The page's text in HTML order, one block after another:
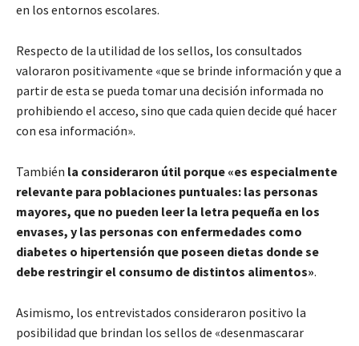
en los entornos escolares.
Respecto de la utilidad de los sellos, los consultados
valoraron positivamente «que se brinde información y que a
partir de esta se pueda tomar una decisión informada no
prohibiendo el acceso, sino que cada quien decide qué hacer
con esa información».
También la consideraron útil porque «es especialmente
relevante para poblaciones puntuales: las personas
mayores, que no pueden leer la letra pequeña en los
envases, y las personas con enfermedades como
diabetes o hipertensión que poseen dietas donde se
debe restringir el consumo de distintos alimentos».
Asimismo, los entrevistados consideraron positivo la
posibilidad que brindan los sellos de «desenmascarar